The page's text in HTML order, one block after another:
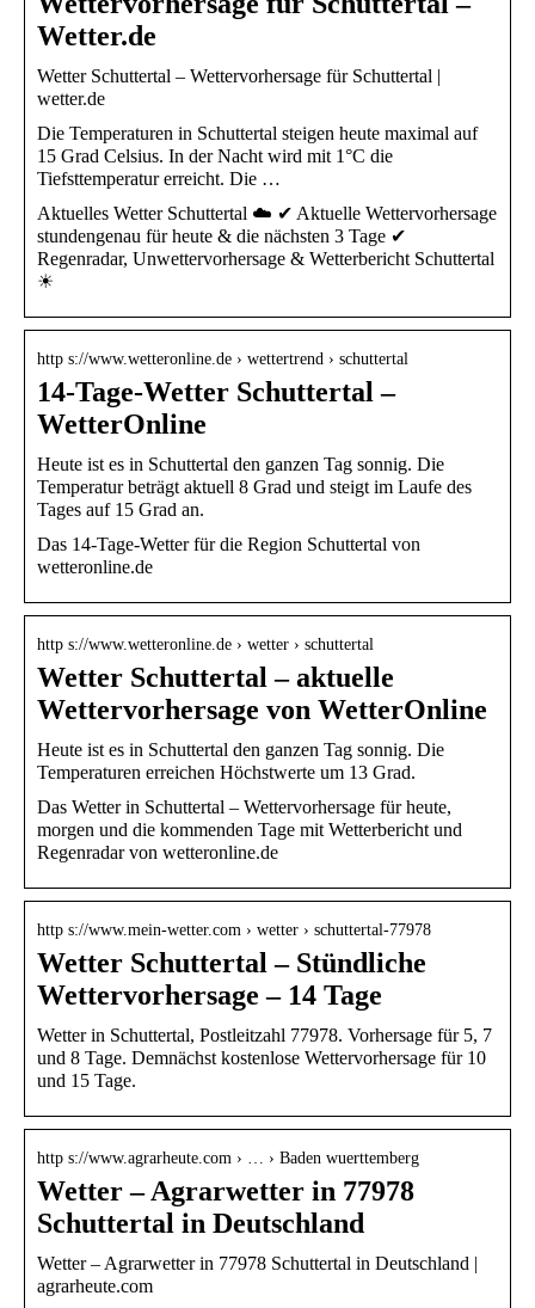
Wetter.de
Wetter Schuttertal – Wettervorhersage für Schuttertal |
wetter.de
Die Temperaturen in Schuttertal steigen heute maximal auf
15 Grad Celsius. In der Nacht wird mit 1°C die
Tiefsttemperatur erreicht. Die …
Aktuelles Wetter Schuttertal ☁️ ✔ Aktuelle Wettervorhersage
stundengenau für heute & die nächsten 3 Tage ✔
Regenradar, Unwettervorhersage & Wetterbericht Schuttertal
☀
http s://www.wetteronline.de › wettertrend › schuttertal
14-Tage-Wetter Schuttertal –
WetterOnline
Heute ist es in Schuttertal den ganzen Tag sonnig. Die
Temperatur beträgt aktuell 8 Grad und steigt im Laufe des
Tages auf 15 Grad an.
Das 14-Tage-Wetter für die Region Schuttertal von
wetteronline.de
http s://www.wetteronline.de › wetter › schuttertal
Wetter Schuttertal – aktuelle
Wettervorhersage von WetterOnline
Heute ist es in Schuttertal den ganzen Tag sonnig. Die
Temperaturen erreichen Höchstwerte um 13 Grad.
Das Wetter in Schuttertal – Wettervorhersage für heute,
morgen und die kommenden Tage mit Wetterbericht und
Regenradar von wetteronline.de
http s://www.mein-wetter.com › wetter › schuttertal-77978
Wetter Schuttertal – Stündliche
Wettervorhersage – 14 Tage
Wetter in Schuttertal, Postleitzahl 77978. Vorhersage für 5, 7
und 8 Tage. Demnächst kostenlose Wettervorhersage für 10
und 15 Tage.
http s://www.agrarheute.com › … › Baden wuerttemberg
Wetter – Agrarwetter in 77978
Schuttertal in Deutschland
Wetter – Agrarwetter in 77978 Schuttertal in Deutschland |
agrarheute.com